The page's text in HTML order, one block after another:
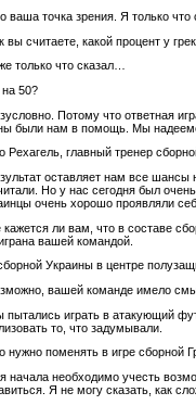
ваша точка зрения. Я только
вы считаете, какой процент у
только что сказал…
50?
Потому что ответная
были нам в помощь. Мы
Рехагель, главный тренер
оставляет нам все
Но у нас сегодня был
очень хорошо проявляли
ли вам, что в составе
вашей командой.
Украины в центре
вашей команде имело
пытались играть в атакующий
то, что задумывали.
нужно поменять в игре сборной
начала необходимо учесть
Я не могу сказать, как